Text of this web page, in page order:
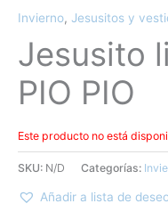
Invierno, Jesusitos y
Jesusito
PIO PIO
Este producto no está
SKU: N/D Categorías:
Añadir a lista de